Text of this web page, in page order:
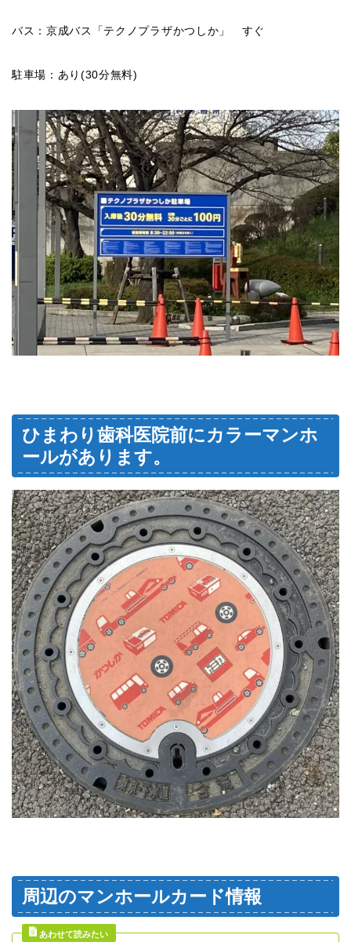
バス：京成バス「テクノプラザかつしか」 すぐ
駐車場：あり(30分無料)
ひまわり歯科医院前にカラーマンホ
ールがあります。
周辺のマンホールカード情報